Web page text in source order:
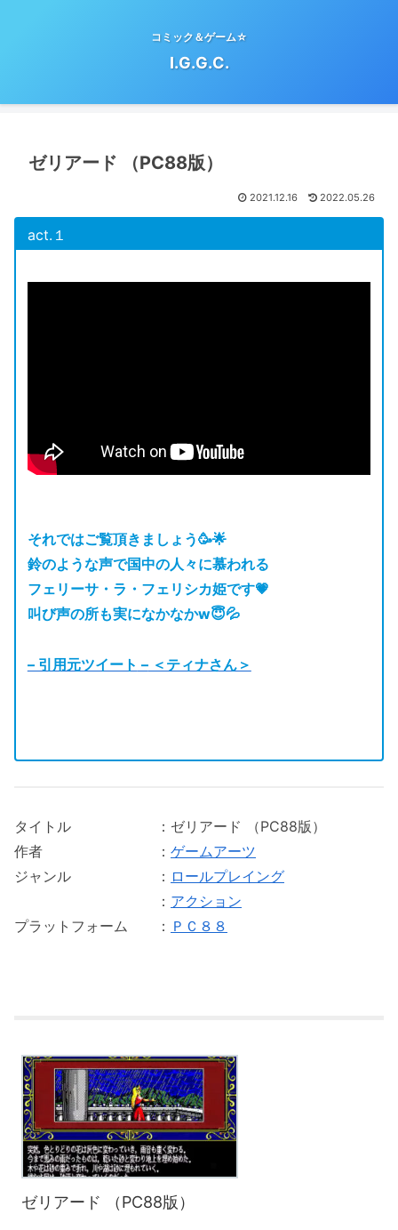
コミック＆ゲーム☆
I.G.G.C.
ゼリアード （PC88版）
2021.12.16 2022.05.26
act.１
それではご覧頂きましょう🥳🌟
鈴のような声で国中の人々に慕われる
フェリーサ・ラ・フェリシカ姫です💗
叫び声の所も実になかなかw😇💦
– 引用元ツイート –＜ティナさん＞
タイトル ：ゼリアード （PC88版）
作者 ： ゲームアーツ
ジャンル ： ロールプレイング
： アクション
プラットフォーム ： ＰＣ８８
ゼリアード （PC88版）